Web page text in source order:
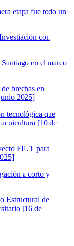
etapa fue todo un
con
en el marco
brechas en
2025]
tecnológica que
acuicultura [10 de
FIUT para
a corto y
Estructural de
[16 de